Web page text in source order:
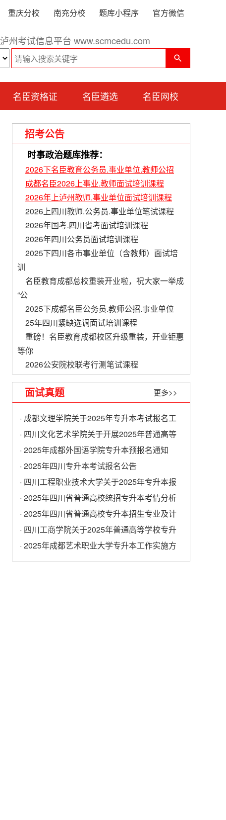
重庆分校 南充分校 题库小程序 官方微信
泸州考试信息平台 www.scmcedu.com
名臣资格证 名臣遴选 名臣网校
招考公告
时事政治题库推荐：
2026下名臣教育公务员.事业单位.教师公招
成都名臣2026上事业.教师面试培训课程
2026年上泸州教师.事业单位面试培训课程
2026上四川教师.公务员.事业单位笔试课程
2026年国考.四川省考面试培训课程
2026年四川公务员面试培训课程
2025下四川各市事业单位（含教师）面试培
训
名臣教育成都总校重装开业啦，祝大家一举成
“公
2025下成都名臣公务员.教师公招.事业单位
​25年四川紧缺选调面试培训课程
重磅！名臣教育成都校区升级重装，开业钜惠
等你
2026公安院校联考行测笔试课程
面试真题 更多>>
· 成都文理学院关于2025年专升本考试报名工
作的通知
· 四川文化艺术学院关于开展2025年普通高等
学校专升本考试报名工作的通知
· 2025年成都外国语学院专升本预报名通知
· 2025年四川专升本考试报名公告
· 四川工程职业技术大学关于2025年专升本报
名的通知
· 2025年四川省普通高校统招专升本考情分析
· 2025年四川省普通高校专升本招生专业及计
划
· ​四川工商学院关于2025年普通高等学校专升
本考试报名工作的通知
· 2025年成都艺术职业大学专升本工作实施方
案